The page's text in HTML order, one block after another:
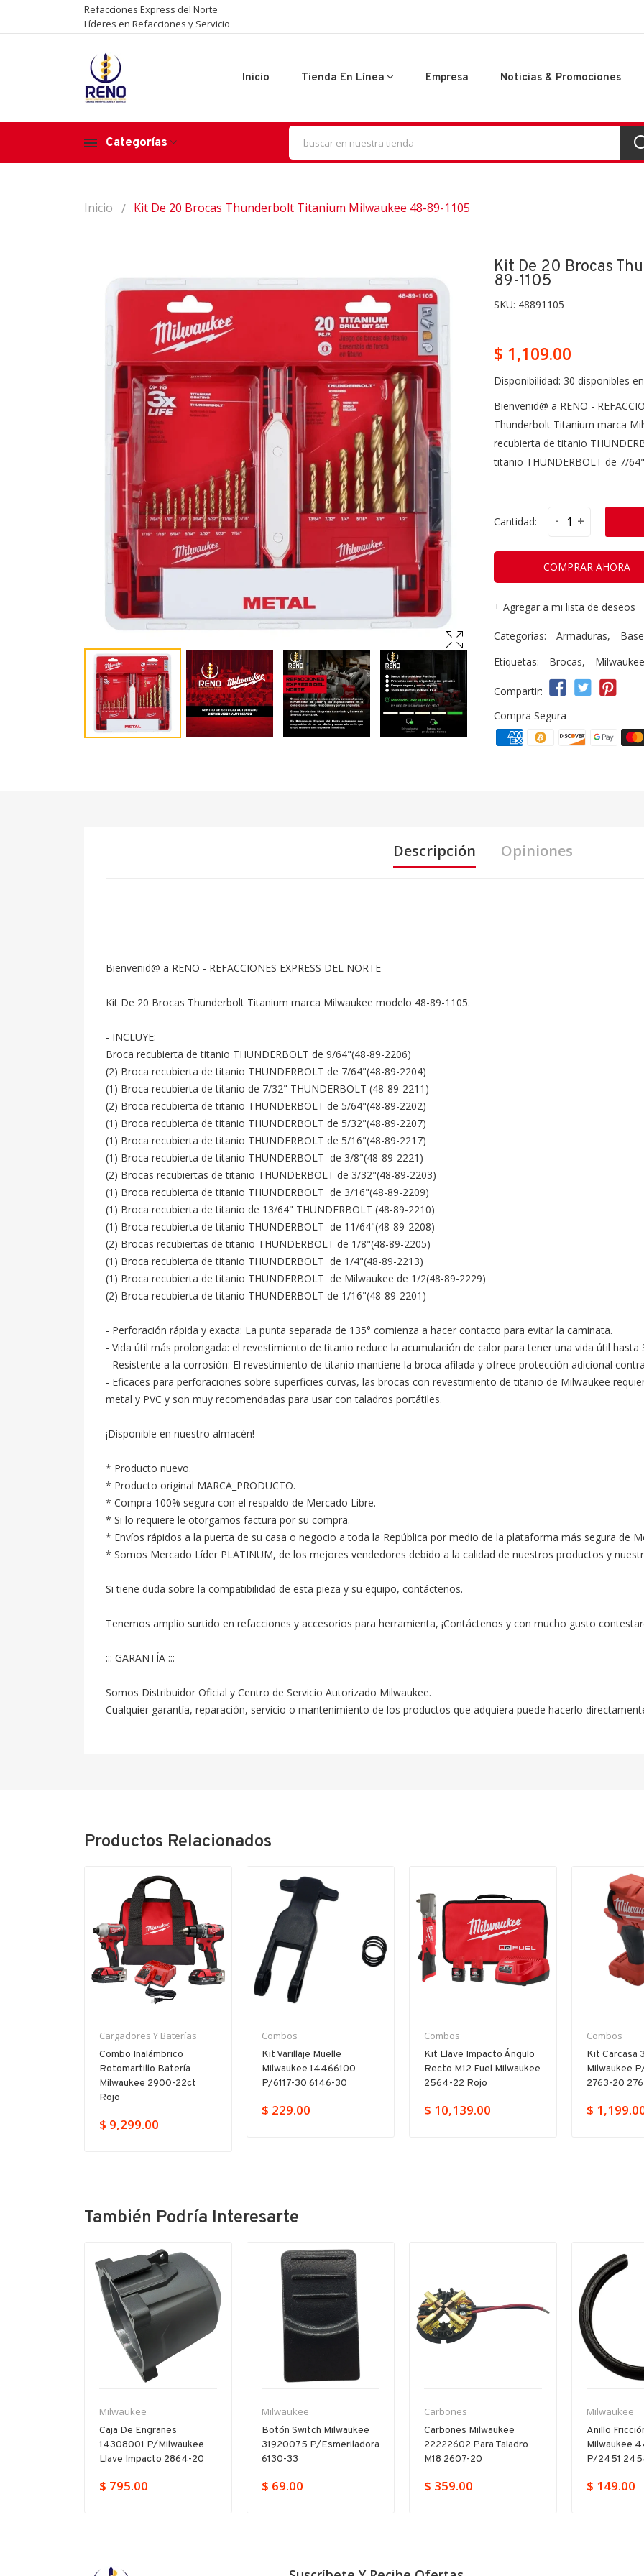
Refacciones Express del Norte
Líderes en Refacciones y Servicio
Inicio Tienda En Línea Empresa Noticias & Promociones
Categorías
Inicio Kit De 20 Brocas Thunderbolt Titanium Milwaukee 48-89-1105
Kit De 20 Brocas
89-1105
SKU: 48891105
$ 1,109.00
Disponibilidad: 30 disponibles
Bienvenid@ a RENO -
Thunderbolt Titanium marca
recubierta de titanio
titanio THUNDERBOLT de 7/
Cantidad: - +
COMPRAR AHORA
+ Agregar a mi lista de deseos
Categorías: Armaduras,
Etiquetas:
Brocas, Milwaukee
Compartir:
Compra Segura
Descripción Opiniones
Bienvenid@ a RENO - REFACCIONES EXPRESS DEL NORTE
Kit De 20 Brocas Thunderbolt Titanium marca Milwaukee modelo 48-89-1105.
- INCLUYE:
Broca recubierta de titanio THUNDERBOLT de 9/64"(48-89-2206)
(2) Broca recubierta de titanio THUNDERBOLT de 7/64"(48-89-2204)
(1) Broca recubierta de titanio de 7/32" THUNDERBOLT (48-89-2211)
(2) Broca recubierta de titanio THUNDERBOLT de 5/64"(48-89-2202)
(1) Broca recubierta de titanio THUNDERBOLT de 5/32"(48-89-2207)
(1) Broca recubierta de titanio THUNDERBOLT de 5/16"(48-89-2217)
(1) Broca recubierta de titanio THUNDERBOLT  de 3/8"(48-89-2221)
(2) Brocas recubiertas de titanio THUNDERBOLT de 3/32"(48-89-2203)
(1) Broca recubierta de titanio THUNDERBOLT  de 3/16"(48-89-2209)
(1) Broca recubierta de titanio de 13/64" THUNDERBOLT (48-89-2210)
(1) Broca recubierta de titanio THUNDERBOLT  de 11/64"(48-89-2208)
(2) Brocas recubiertas de titanio THUNDERBOLT de 1/8"(48-89-2205)
(1) Broca recubierta de titanio THUNDERBOLT  de 1/4"(48-89-2213)
(1) Broca recubierta de titanio THUNDERBOLT  de Milwaukee de 1/2(48-89-2229)
(2) Broca recubierta de titanio THUNDERBOLT de 1/16"(48-89-2201)
- Perforación rápida y exacta: La punta separada de 135° comienza a hacer contacto para evitar la caminata.
- Vida útil más prolongada: el revestimiento de titanio reduce la acumulación de calor para tener una vida útil hasta
- Resistente a la corrosión: El revestimiento de titanio mantiene la broca afilada y ofrece protección adicional
- Eficaces para perforaciones sobre superficies curvas, las brocas con revestimiento de titanio de Milwaukee
metal y PVC y son muy recomendadas para usar con taladros portátiles.
¡Disponible en nuestro almacén!
* Producto nuevo.
* Producto original MARCA_PRODUCTO.
* Compra 100% segura con el respaldo de Mercado Libre.
* Si lo requiere le otorgamos factura por su compra.
* Envíos rápidos a la puerta de su casa o negocio a toda la República por medio de la plataforma más segura de
* Somos Mercado Líder PLATINUM, de los mejores vendedores debido a la calidad de nuestros productos y
Si tiene duda sobre la compatibilidad de esta pieza y su equipo, contáctenos.
Tenemos amplio surtido en refacciones y accesorios para herramienta, ¡Contáctenos y con mucho gusto
::: GARANTÍA :::
Somos Distribuidor Oficial y Centro de Servicio Autorizado Milwaukee.
Cualquier garantía, reparación, servicio o mantenimiento de los productos que adquiera puede hacerlo
Productos Relacionados
Cargadores Y Baterías
Combo Inalámbrico
Rotomartillo Batería
Milwaukee 2900-22ct
Rojo
$ 9,299.00
Combos
Kit Varillaje Muelle
Milwaukee 14466100
P/6117-30 6146-30
$ 229.00
Combos
Kit Llave Impacto Ángulo
Recto M12 Fuel Milwaukee
2564-22 Rojo
$ 10,139.00
Combos
Kit Carcasa
Milwaukee
2763-20
$
También Podría Interesarte
Milwaukee
Caja De Engranes
14308001 P/milwaukee
Llave Impacto 2864-20
$ 795.00
Milwaukee
Botón Switch Milwaukee
31920075 P/esmeriladora
6130-33
$ 69.00
Carbones
Carbones Milwaukee
22222602 Para Taladro
M18 2607-20
$ 359.00
Milwaukee
Anillo
Milwaukee
P/2451
$ 149.00